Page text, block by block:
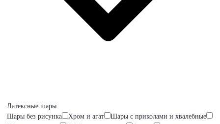
Латексные шары
Шары без рисунка
Хром и агат
Шары с приколами и хвалебные